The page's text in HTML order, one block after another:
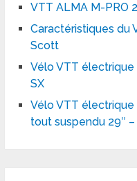
VTT ALMA M-PRO
Caractéristiques du
Scott
Vélo VTT électrique
SX
Vélo VTT
tout suspendu 29″